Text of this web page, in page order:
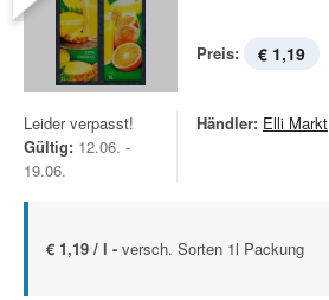
Preis: € 1,19
Leider verpasst!
Gültig: 12.06. -
19.06.
Händler: Elli Markt
€ 1,19 / l - versch. Sorten 1l Packung